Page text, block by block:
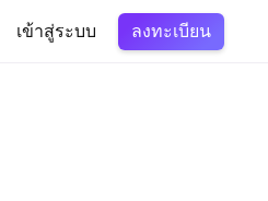
เข้าสู่ระบบ ลงทะเบียน